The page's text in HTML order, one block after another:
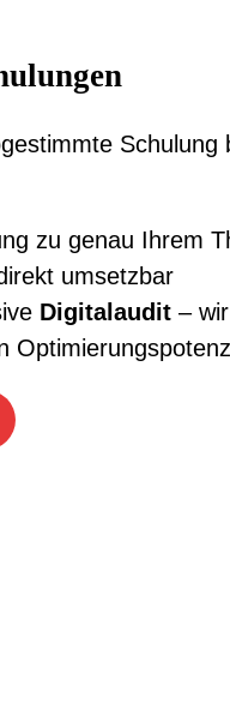
Schulung
zu genau Ihrem
umsetzbar
Digitalaudit –